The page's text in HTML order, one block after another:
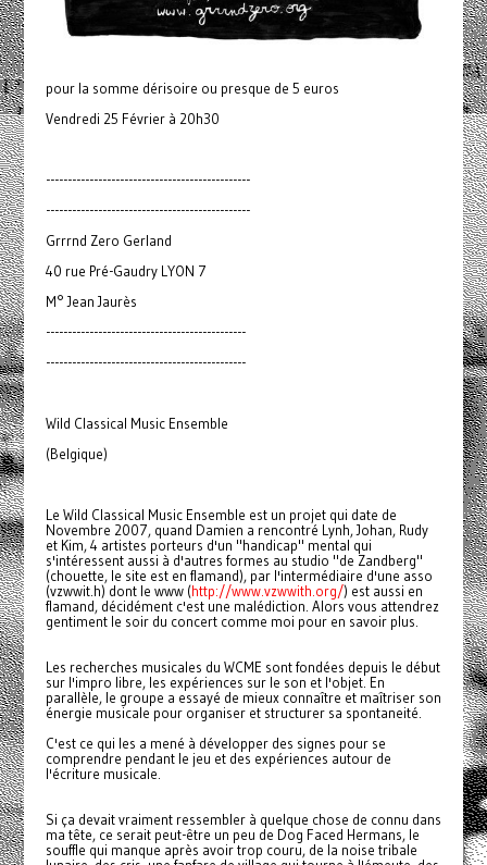
pour la somme dérisoire ou presque de 5 euros
Vendredi 25 Février à 20h30
-----------------------------------------------
-----------------------------------------------
Grrrnd Zero Gerland
40 rue Pré-Gaudry LYON 7
M° Jean Jaurès
----------------------------------------------
----------------------------------------------
Wild Classical Music Ensemble
(Belgique)
Le Wild Classical Music Ensemble est un projet qui date de
Novembre 2007, quand Damien a rencontré Lynh, Johan, Rudy
et Kim, 4 artistes porteurs d'un "handicap" mental qui
s'intéressent aussi à d'autres formes au studio "de Zandberg"
(chouette, le site est en flamand), par l'intermédiaire d'une asso
(vzwwit.h) dont le www (http://www.vzwwith.org/) est aussi en
flamand, décidément c'est une malédiction. Alors vous attendrez
gentiment le soir du concert comme moi pour en savoir plus.
Les recherches musicales du WCME sont fondées depuis le début
sur l'impro libre, les expériences sur le son et l'objet. En
parallèle, le groupe a essayé de mieux connaître et maîtriser son
énergie musicale pour organiser et structurer sa spontaneité.
C'est ce qui les a mené à développer des signes pour se
comprendre pendant le jeu et des expériences autour de
l'écriture musicale.
Si ça devait vraiment ressembler à quelque chose de connu dans
ma tête, ce serait peut-être un peu de Dog Faced Hermans, le
souffle qui manque après avoir trop couru, de la noise tribale